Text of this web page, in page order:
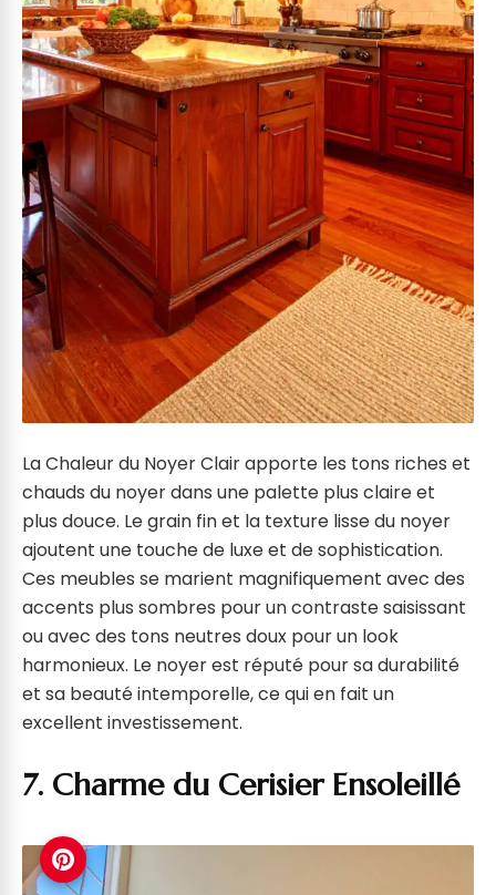
La Chaleur du Noyer Clair apporte les tons riches et
chauds du noyer dans une palette plus claire et
plus douce. Le grain fin et la texture lisse du noyer
ajoutent une touche de luxe et de sophistication.
Ces meubles se marient magnifiquement avec des
accents plus sombres pour un contraste saisissant
ou avec des tons neutres doux pour un look
harmonieux. Le noyer est réputé pour sa durabilité
et sa beauté intemporelle, ce qui en fait un
excellent investissement.
7. Charme du Cerisier Ensoleillé